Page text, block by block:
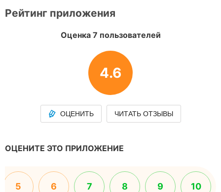
Рейтинг приложения
Оценка 7 пользователей
4.6
ОЦЕНИТЬ ЧИТАТЬ ОТЗЫВЫ
ОЦЕНИТЕ ЭТО ПРИЛОЖЕНИЕ
5 6 7 8 9 10